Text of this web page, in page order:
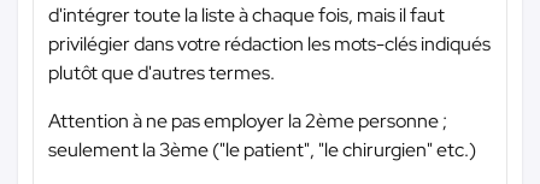
d'intégrer toute la liste à chaque fois, mais il faut
privilégier dans votre rédaction les mots-clés indiqués
plutôt que d'autres termes.
Attention à ne pas employer la 2ème personne ;
seulement la 3ème ("le patient", "le chirurgien" etc.)